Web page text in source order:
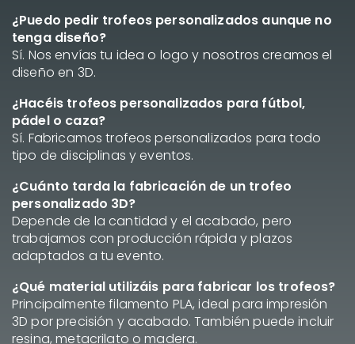
¿Puedo pedir trofeos personalizados aunque no
tenga diseño?
Sí. Nos envías tu idea o logo y nosotros creamos el
diseño en 3D.
¿Hacéis trofeos personalizados para fútbol,
pádel o caza?
Sí. Fabricamos trofeos personalizados para todo
tipo de disciplinas y eventos.
¿Cuánto tarda la fabricación de un trofeo
personalizado 3D?
Depende de la cantidad y el acabado, pero
trabajamos con producción rápida y plazos
adaptados a tu evento.
¿Qué material utilizáis para fabricar los trofeos?
Principalmente filamento PLA, ideal para impresión
3D por precisión y acabado. También puede incluir
resina, metacrilato o madera.